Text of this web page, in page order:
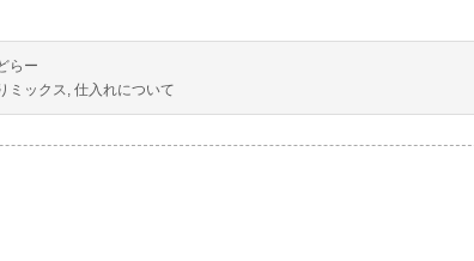
らー
ミックス, 仕入れについて